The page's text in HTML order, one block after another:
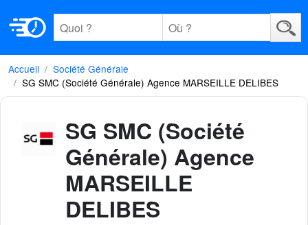
Accueil
Société Générale
SG SMC (Société Générale) Agence MARSEILLE DELIBES
SG SMC (Société
Générale) Agence
MARSEILLE
DELIBES